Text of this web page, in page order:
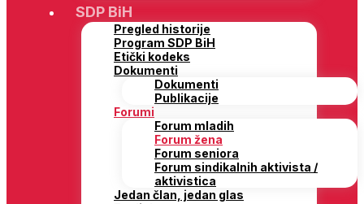
SDP BiH
Pregled historije
Program SDP BiH
Etički kodeks
Dokumenti
Dokumenti
Publikacije
Forumi
Forum mladih
Forum žena
Forum seniora
Forum sindikalnih aktivista /
aktivistica
Jedan član, jedan glas